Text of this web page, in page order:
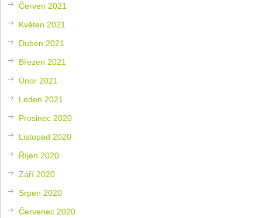
Červen 2021
Květen 2021
Duben 2021
Březen 2021
Únor 2021
Leden 2021
Prosinec 2020
Listopad 2020
Říjen 2020
Září 2020
Srpen 2020
Červenec 2020